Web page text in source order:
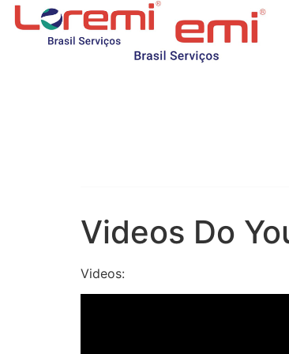
Videos Do
Videos: